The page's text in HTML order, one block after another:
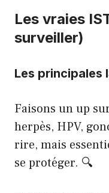
Les vraies
surveiller)
Les principales
Faisons un up
herpès, HPV,
rire, mais
se protéger. 🔍